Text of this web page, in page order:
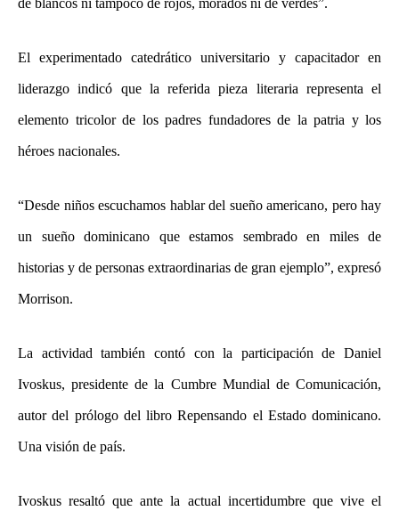
El experimentado catedrático universitario y capacitador en
liderazgo indicó que la referida pieza literaria representa el
elemento tricolor de los padres fundadores de la patria y los
héroes nacionales.
“Desde niños escuchamos hablar del sueño americano, pero hay
un sueño dominicano que estamos sembrado en miles de
historias y de personas extraordinarias de gran ejemplo”, expresó
Morrison.
La actividad también contó con la participación de Daniel
Ivoskus, presidente de la Cumbre Mundial de Comunicación,
autor del prólogo del libro Repensando el Estado dominicano.
Una visión de país.
Ivoskus resaltó que ante la actual incertidumbre que vive el